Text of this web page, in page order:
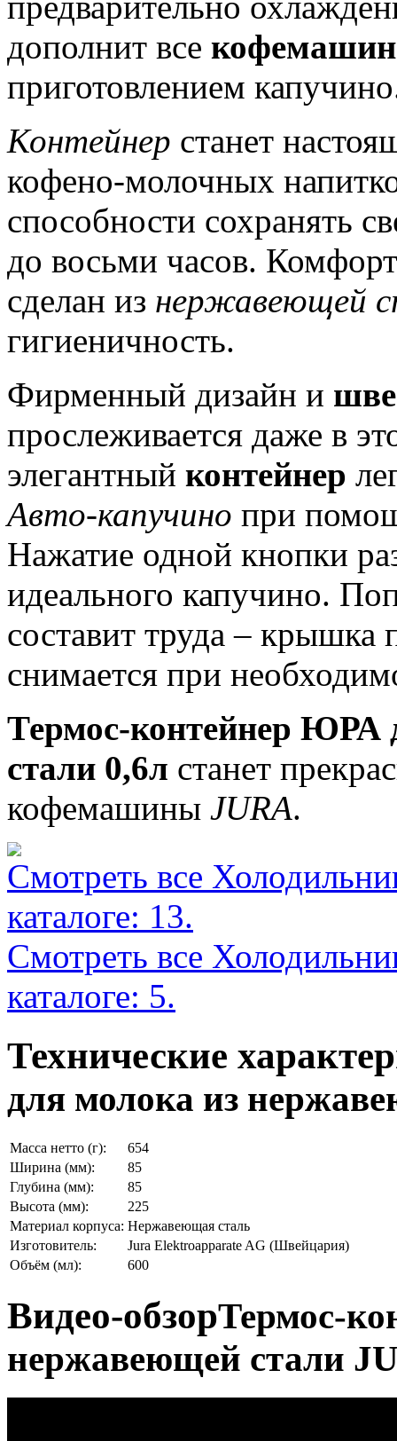
дополнит все
приготовлением
Контейнер станет
кофено-молочных
способности сохранять
до восьми часов.
сделан из нержавеющей
гигиеничность.
Фирменный дизайн и
прослеживается даже в
элегантный контейнер
Авто-капучино при
Нажатие одной кнопки
идеального капучино.
составит труда – крышка
снимается при
Термос-контейнер ЮРА
стали 0,6л станет
кофемашины JURA.
Смотреть все
каталоге: 13.
Смотреть все
каталоге: 5.
Технические
для молока из
Масса нетто (г):
654
Ширина (мм):
85
Глубина (мм):
85
Высота (мм):
225
Материал корпуса: Нержавеющая сталь
Изготовитель:
Jura Elektroapparate AG (Швейцария)
Объём (мл):
600
Видео-обзорТермос-
нержавеющей стали